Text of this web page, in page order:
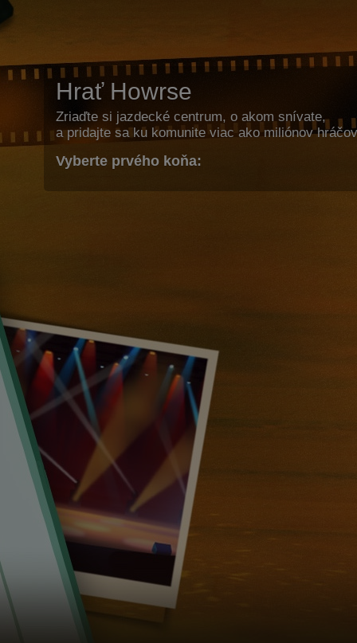
Hrať Howrse
Zriaďte si jazdecké centrum, o akom snívate,
a pridajte sa ku komunite viac ako miliónov
Vyberte prvého koňa: